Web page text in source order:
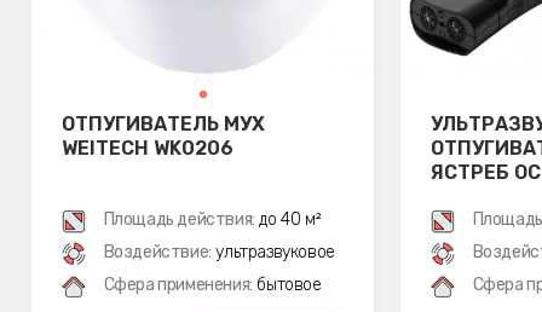
ОТПУГИВАТЕЛЬ МУХ
WEITECH WK0206
Площадь действия: до 40 м²
Воздействие: ультразвуковое
Сфера применения: бытовое
ЯСТРЕБ
Сфера